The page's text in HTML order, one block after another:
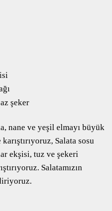
şeker
nane ve yeşil elmayı büyük
Salata sosu
ekşisi, tuz ve şekeri
Salatamızın